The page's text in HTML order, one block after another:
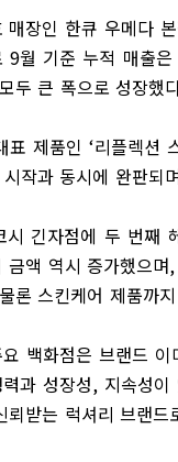
매장인 한큐 우메다
9월 기준 누적 매출
두 큰 폭으로 성장했
표 제품인 ‘리플렉션
작과 동시에 완판되
시 긴자점에 두 번째
금액 역시 증가했으며,
론 스킨케어 제품까
백화점은 브랜드
과 성장성, 지속성
뢰받는 럭셔리 브랜드